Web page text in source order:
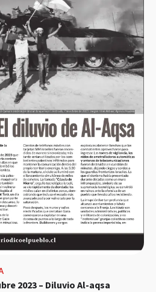
2023 – Diluvio Al-aqsa